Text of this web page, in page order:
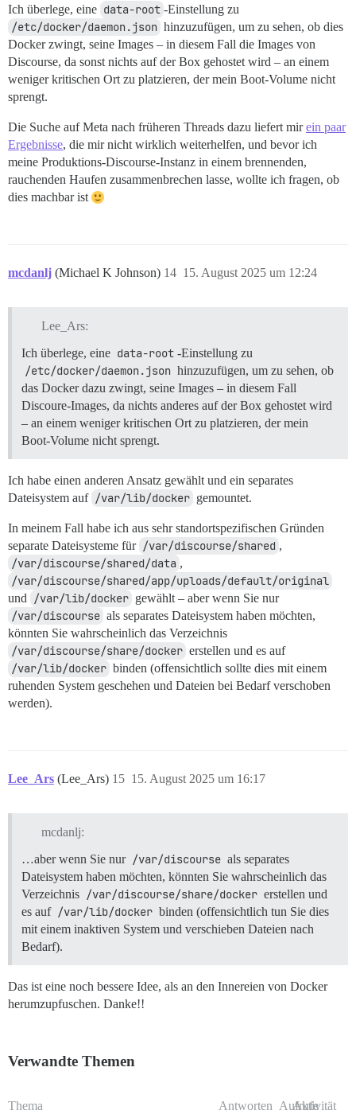
Ich überlege, eine data-root -Einstellung zu
/etc/docker/daemon.json hinzuzufügen, um zu sehen, ob dies
Docker zwingt, seine Images – in diesem Fall die Images von
Discourse, da sonst nichts auf der Box gehostet wird – an einem
weniger kritischen Ort zu platzieren, der mein Boot-Volume nicht
sprengt.
Die Suche auf Meta nach früheren Threads dazu liefert mirein paar
Ergebnisse, die mir nicht wirklich weiterhelfen, und bevor ich
meine Produktions-Discourse-Instanz in einem brennenden,
rauchenden Haufen zusammenbrechen lasse, wollte ich fragen, ob
dies machbar ist
mcdanlj (Michael K Johnson) 15. August 2025 um 12:24
14
Lee_Ars:
Ich überlege, eine data-root -Einstellung zu
/etc/docker/daemon.json hinzuzufügen, um zu sehen, ob
das Docker dazu zwingt, seine Images – in diesem Fall
Discoure-Images, da nichts anderes auf der Box gehostet wird
– an einem weniger kritischen Ort zu platzieren, der mein
Boot-Volume nicht sprengt.
Ich habe einen anderen Ansatz gewählt und ein separates
Dateisystem auf /var/lib/docker gemountet.
In meinem Fall habe ich aus sehr standortspezifischen Gründen
separate Dateisysteme für /var/discourse/shared ,
/var/discourse/shared/data ,
/var/discourse/shared/app/uploads/default/original
und /var/lib/docker gewählt – aber wenn Sie nur
/var/discourse als separates Dateisystem haben möchten,
könnten Sie wahrscheinlich das Verzeichnis
/var/discourse/share/docker erstellen und es auf
/var/lib/docker binden (offensichtlich sollte dies mit einem
ruhenden System geschehen und Dateien bei Bedarf verschoben
werden).
Lee_Ars (Lee_Ars) 15. August 2025 um 16:17
15
mcdanlj:
…aber wenn Sie nur /var/discourse als separates
Dateisystem haben möchten, könnten Sie wahrscheinlich das
Verzeichnis /var/discourse/share/docker erstellen und
es auf /var/lib/docker binden (offensichtlich tun Sie dies
mit einem inaktiven System und verschieben Dateien nach
Bedarf).
Das ist eine noch bessere Idee, als an den Innereien von Docker
herumzupfuschen. Danke!!
Verwandte Themen
Thema Antworten Aufrufe
Aktivität